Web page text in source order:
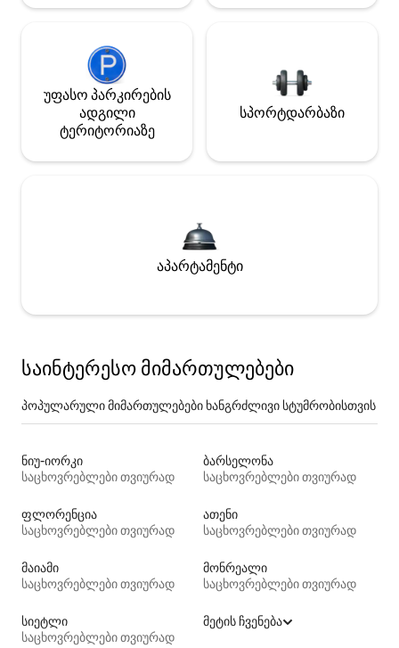
უფასო პარკირების
ადგილი
ტერიტორიაზე
სპორტდარბაზი
აპარტამენტი
საინტერესო მიმართულებები
პოპულარული მიმართულებები ხანგრძლივი სტუმრობისთვის
ნიუ-იორკი
საცხოვრებლები თვიურად
ბარსელონა
საცხოვრებლები თვიურად
ფლორენცია
საცხოვრებლები თვიურად
ათენი
საცხოვრებლები თვიურად
მაიამი
საცხოვრებლები თვიურად
მონრეალი
საცხოვრებლები თვიურად
სიეტლი
საცხოვრებლები თვიურად
მეტის ჩვენება